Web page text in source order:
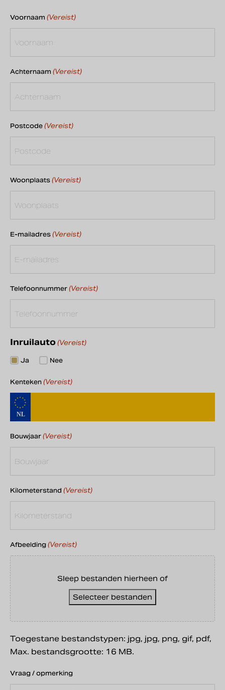
Voornaam (Vereist)
Achternaam (Vereist)
Postcode (Vereist)
Woonplaats (Vereist)
E-mailadres (Vereist)
Telefoonnummer (Vereist)
Inruilauto(Vereist)
Ja Nee
Kenteken (Vereist)
Bouwjaar (Vereist)
Kilometerstand (Vereist)
Afbeelding (Vereist)
Sleep bestanden hierheen of
Selecteer bestanden
Toegestane bestandstypen: jpg, jpg, png, gif, pdf,
Max. bestandsgrootte: 16 MB.
Vraag / opmerking